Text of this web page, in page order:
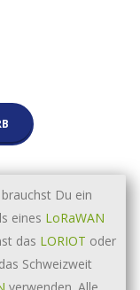
Du ein
eines LoRaWAN
das LORIOT oder
Schweizweit